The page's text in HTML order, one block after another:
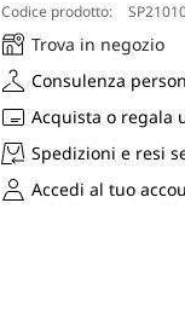
Codice prodotto:
Trova in negozio
Consulenza
Acquista o regala
Spedizioni e resi
Accedi al tuo